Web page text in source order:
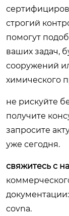
строгий
помогут
ваших задач,
сооружений
химического
не рискуйте
получите
запросите
уже сегодня.
свяжитесь с
документации:
covna.